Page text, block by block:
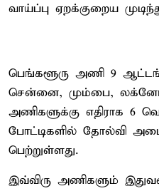
வாய்ப்பு ஏறக்குறைய
பெங்களூரு அணி 9
சென்னை, மும்பை, லக்னோ,
அணிகளுக்கு எதிராக 6
போட்டிகளில் தோல்வி
பெற்றுள்ளது.
இவ்விரு அணிகளும்